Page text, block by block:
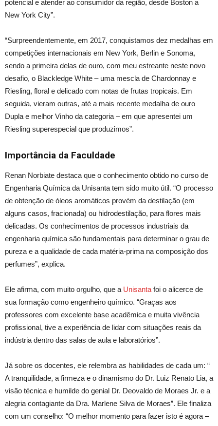
potencial e atender ao consumidor da região, desde Boston a
New York City”.
“Surpreendentemente, em 2017, conquistamos dez medalhas em
competições internacionais em New York, Berlin e Sonoma,
sendo a primeira delas de ouro, com meu estreante neste novo
desafio, o Blackledge White – uma mescla de Chardonnay e
Riesling, floral e delicado com notas de frutas tropicais. Em
seguida, vieram outras, até a mais recente medalha de ouro
Dupla e melhor Vinho da categoria – em que apresentei um
Riesling superespecial que produzimos”.
Importância da Faculdade
Renan Norbiate destaca que o conhecimento obtido no curso de
Engenharia Química da Unisanta tem sido muito útil. “O processo
de obtenção de óleos aromáticos provém da destilação (em
alguns casos, fracionada) ou hidrodestilação, para flores mais
delicadas. Os conhecimentos de processos industriais da
engenharia química são fundamentais para determinar o grau de
pureza e a qualidade de cada matéria-prima na composição dos
perfumes”, explica.
Ele afirma, com muito orgulho, que a Unisanta foi o alicerce de
sua formação como engenheiro químico. “Graças aos
professores com excelente base acadêmica e muita vivência
profissional, tive a experiência de lidar com situações reais da
indústria dentro das salas de aula e laboratórios”.
Já sobre os docentes, ele relembra as habilidades de cada um: “
A tranquilidade, a firmeza e o dinamismo do Dr. Luiz Renato Lia, a
visão técnica e humilde do genial Dr. Deovaldo de Moraes Jr. e a
alegria contagiante da Dra. Marlene Silva de Moraes”. Ele finaliza
com um conselho: “O melhor momento para fazer isto é agora –